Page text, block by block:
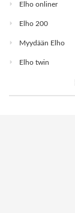
Elho onliner
Elho 200
Myydään Elho
Elho twin